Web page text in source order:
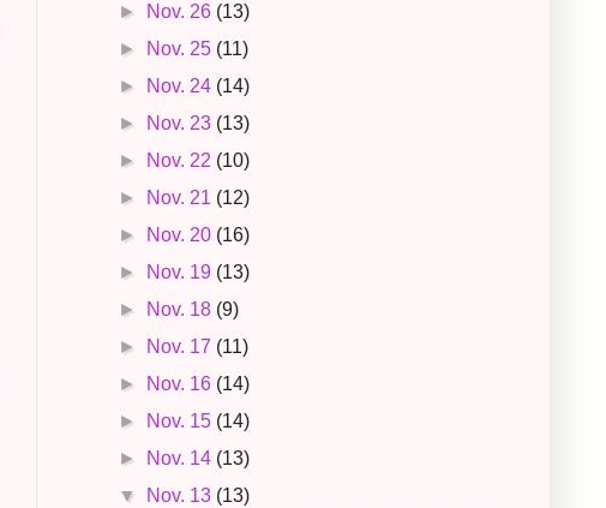
► Nov. 26 (13)
► Nov. 25 (11)
► Nov. 24 (14)
► Nov. 23 (13)
► Nov. 22 (10)
► Nov. 21 (12)
► Nov. 20 (16)
► Nov. 19 (13)
► Nov. 18 (9)
► Nov. 17 (11)
► Nov. 16 (14)
► Nov. 15 (14)
► Nov. 14 (13)
▼ Nov. 13 (13)